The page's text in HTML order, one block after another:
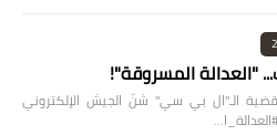
"العدالة المسروقة"!
الـ"ال بي سي" شنّ الجيش الإلكتروني